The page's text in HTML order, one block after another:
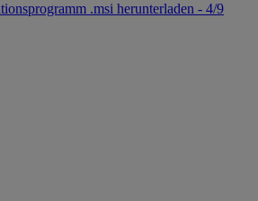
.msi herunterladen - 4/9